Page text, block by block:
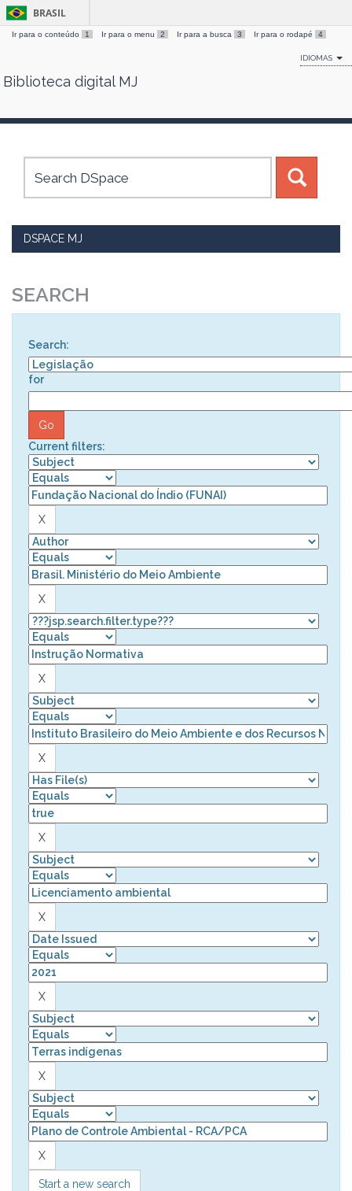
Skip
BRASIL
Ir para o conteúdo 1 Ir para o menu 2 Ir para a busca 3 Ir para o rodapé 4
IDIOMAS
Biblioteca digital MJ
DSPACE MJ
SEARCH
Search:
for
Current filters:
Start a new search